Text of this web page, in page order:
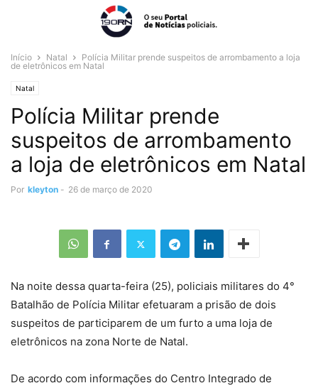
Início Natal
Polícia Militar prende suspeitos de arrombamento a loja
de eletrônicos em Natal
Natal
Polícia Militar prende
suspeitos de arrombamento
a loja de eletrônicos em Natal
Por kleyton - 26 de março de 2020
Na noite dessa quarta-feira (25), policiais militares do 4°
Batalhão de Polícia Militar efetuaram a prisão de dois
suspeitos de participarem de um furto a uma loja de
eletrônicos na zona Norte de Natal.
De acordo com informações do Centro Integrado de